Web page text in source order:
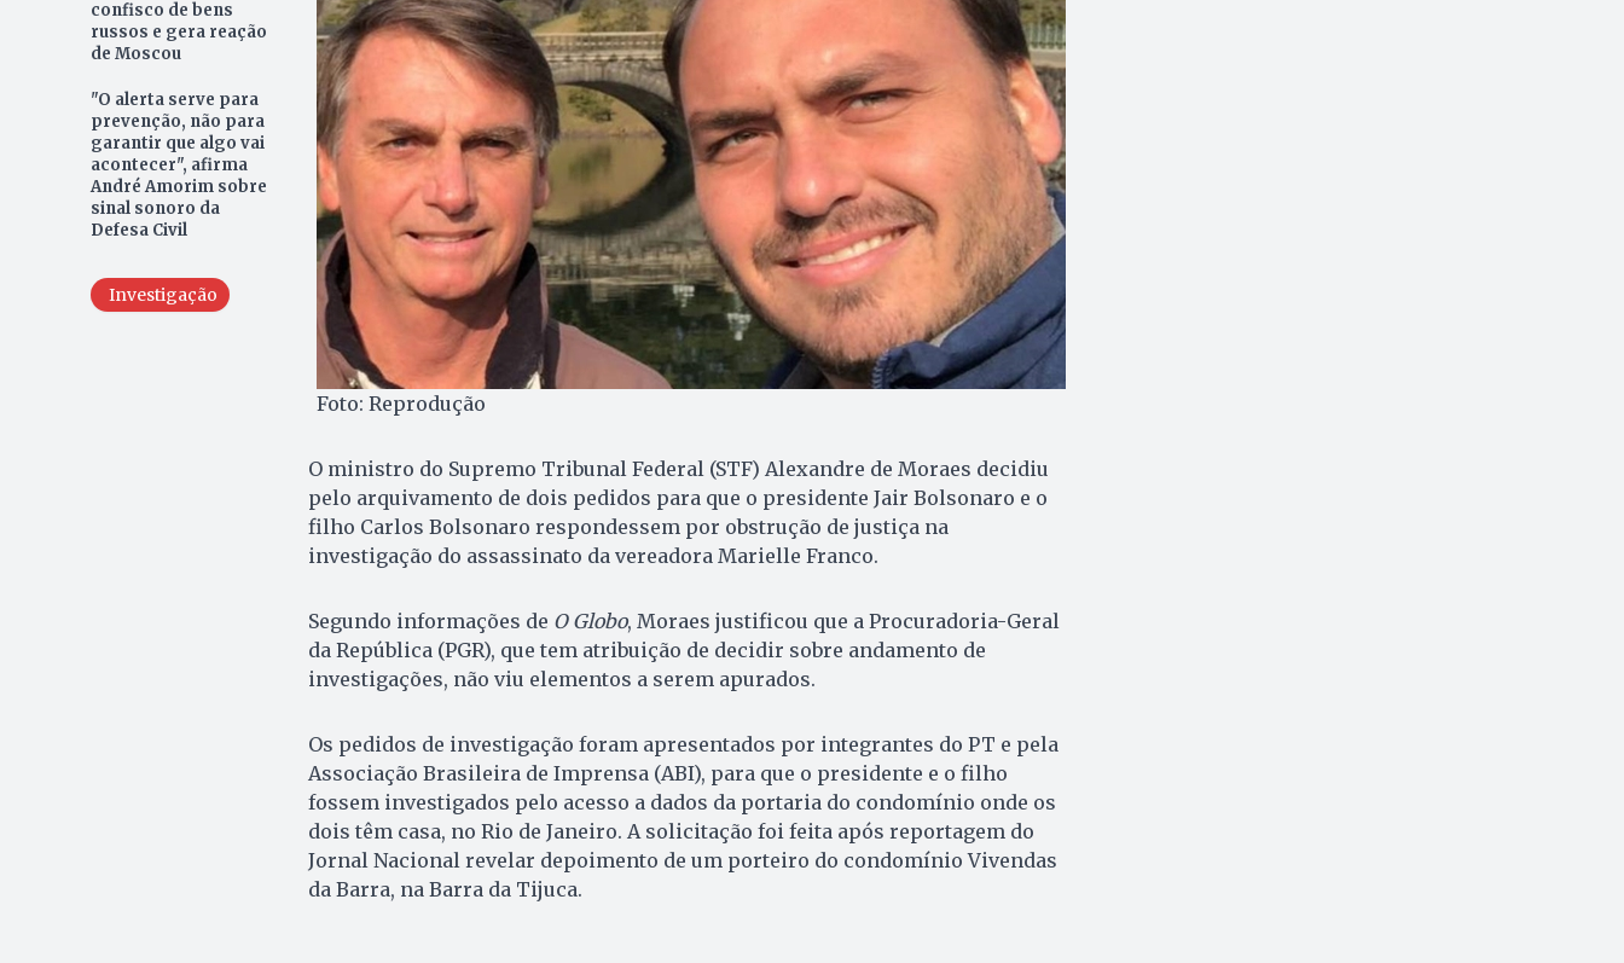
confisco de bens
russos e gera reação
de Moscou
"O alerta serve para
prevenção, não para
garantir que algo vai
acontecer", afirma
André Amorim sobre
sinal sonoro da
Defesa Civil
Investigação
Foto: Reprodução
O ministro do Supremo Tribunal Federal (STF) Alexandre de Moraes decidiu
pelo arquivamento de dois pedidos para que o presidente Jair Bolsonaro e o
filho Carlos Bolsonaro respondessem por obstrução de justiça na
investigação do assassinato da vereadora Marielle Franco.
Segundo informações de O Globo, Moraes justificou que a Procuradoria-Geral
da República (PGR), que tem atribuição de decidir sobre andamento de
investigações, não viu elementos a serem apurados.
Os pedidos de investigação foram apresentados por integrantes do PT e pela
Associação Brasileira de Imprensa (ABI), para que o presidente e o filho
fossem investigados pelo acesso a dados da portaria do condomínio onde os
dois têm casa, no Rio de Janeiro. A solicitação foi feita após reportagem do
Jornal Nacional revelar depoimento de um porteiro do condomínio Vivendas
da Barra, na Barra da Tijuca.